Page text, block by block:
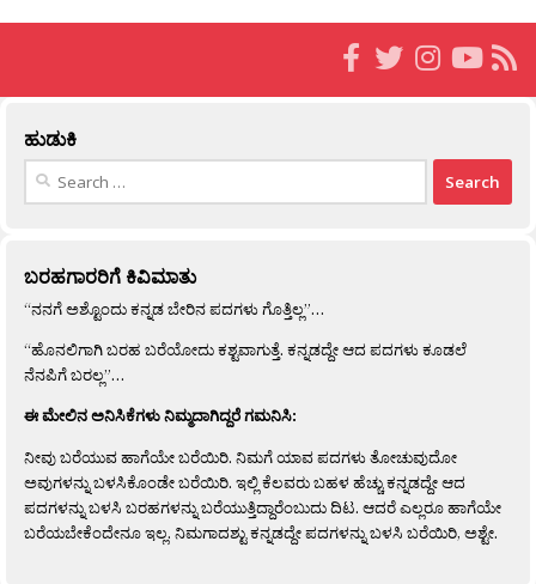
ಹುಡುಕಿ
Search
ಬರಹಗಾರರಿಗೆ ಕಿವಿಮಾತು
“ನನಗೆ ಅಶ್ಟೊಂದು ಕನ್ನಡ ಬೇರಿನ ಪದಗಳು ಗೊತ್ತಿಲ್ಲ”…
“ಹೊನಲಿಗಾಗಿ ಬರಹ ಬರೆಯೋದು ಕಶ್ಟವಾಗುತ್ತೆ. ಕನ್ನಡದ್ದೇ ಆದ ಪದಗಳು ಕೂಡಲೆ
ನೆನಪಿಗೆ ಬರಲ್ಲ”…
ಈ ಮೇಲಿನ ಅನಿಸಿಕೆಗಳು ನಿಮ್ಮದಾಗಿದ್ದರೆ ಗಮನಿಸಿ:
ನೀವು ಬರೆಯುವ ಹಾಗೆಯೇ ಬರೆಯಿರಿ. ನಿಮಗೆ ಯಾವ ಪದಗಳು ತೋಚುವುದೋ
ಅವುಗಳನ್ನು ಬಳಸಿಕೊಂಡೇ ಬರೆಯಿರಿ. ಇಲ್ಲಿ ಕೆಲವರು ಬಹಳ ಹೆಚ್ಚು ಕನ್ನಡದ್ದೇ ಆದ
ಪದಗಳನ್ನು ಬಳಸಿ ಬರಹಗಳನ್ನು ಬರೆಯುತ್ತಿದ್ದಾರೆಂಬುದು ದಿಟ. ಆದರೆ ಎಲ್ಲರೂ ಹಾಗೆಯೇ
ಬರೆಯಬೇಕೆಂದೇನೂ ಇಲ್ಲ. ನಿಮಗಾದಶ್ಟು ಕನ್ನಡದ್ದೇ ಪದಗಳನ್ನು ಬಳಸಿ ಬರೆಯಿರಿ, ಅಶ್ಟೇ.